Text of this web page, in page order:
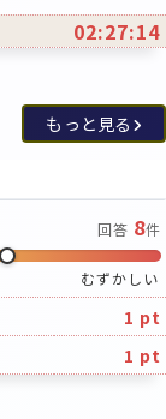
02:27:14
もっと見る
回答 8件
むずかしい
1 pt
1 pt